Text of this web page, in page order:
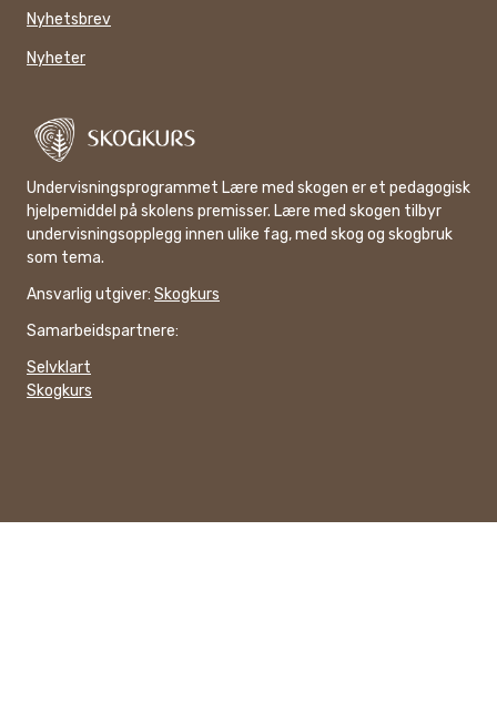
Nyhetsbrev
Nyheter
Undervisningsprogrammet Lære med skogen er et pedagogisk
hjelpemiddel på skolens premisser. Lære med skogen tilbyr
undervisningsopplegg innen ulike fag, med skog og skogbruk
som tema.
Ansvarlig utgiver: Skogkurs
Samarbeidspartnere:
Selvklart
Skogkurs